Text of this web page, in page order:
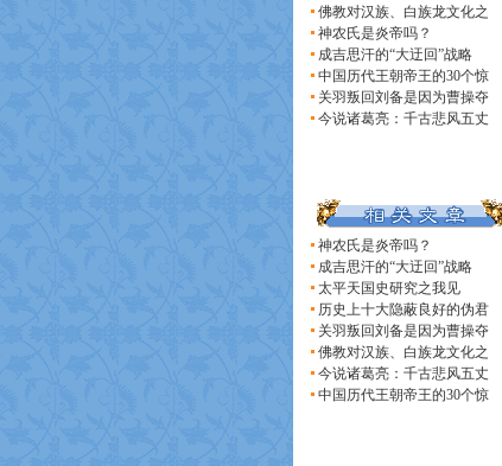
佛教对汉族、白族龙文化之
神农氏是炎帝吗？
成吉思汗的“大迂回”战略
中国历代王朝帝王的30个惊
关羽叛回刘备是因为曹操夺
今说诸葛亮：千古悲风五丈
神农氏是炎帝吗？
成吉思汗的“大迂回”战略
太平天国史研究之我见
历史上十大隐蔽良好的伪君
关羽叛回刘备是因为曹操夺
佛教对汉族、白族龙文化之
今说诸葛亮：千古悲风五丈
中国历代王朝帝王的30个惊